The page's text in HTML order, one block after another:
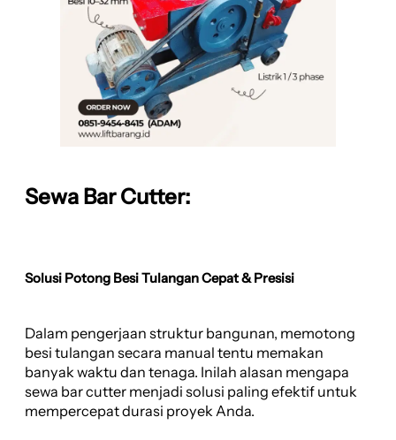
Sewa Bar Cutter:
Solusi Potong Besi Tulangan Cepat & Presisi
Dalam pengerjaan struktur bangunan, memotong
besi tulangan secara manual tentu memakan
banyak waktu dan tenaga. Inilah alasan mengapa
sewa bar cutter menjadi solusi paling efektif untuk
mempercepat durasi proyek Anda.